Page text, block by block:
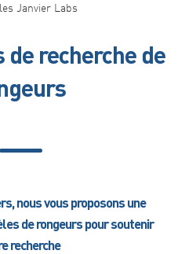
Janvier Labs
de recherche de
nous vous proposons une
de rongeurs pour soutenir
recherche